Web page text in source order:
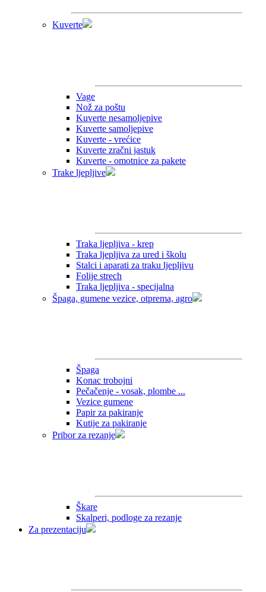
Kuverte
Vage
Nož za poštu
Kuverte nesamoljepive
Kuverte samoljepive
Kuverte - vrećice
Kuverte zračni jastuk
Kuverte - omotnice za pakete
Trake ljepljive
Traka ljepljiva - krep
Traka ljepljiva za ured i školu
Stalci i aparati za traku ljepljivu
Folije strech
Traka ljepljiva - specijalna
Špaga, gumene vezice, otprema, agro
Špaga
Konac trobojni
Pečačenje - vosak, plombe ...
Vezice gumene
Papir za pakiranje
Kutije za pakiranje
Pribor za rezanje
Škare
Skalperi, podloge za rezanje
Za prezentaciju